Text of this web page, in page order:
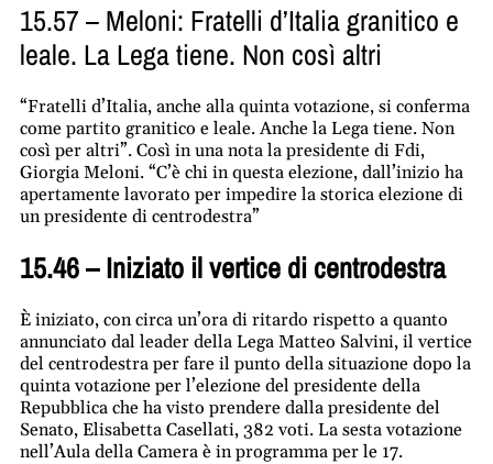
15.57 – Meloni: Fratelli d’Italia granitico e
leale. La Lega tiene. Non così altri
“Fratelli d’Italia, anche alla quinta votazione, si conferma
come partito granitico e leale. Anche la Lega tiene. Non
così per altri”. Così in una nota la presidente di Fdi,
Giorgia Meloni. “C’è chi in questa elezione, dall’inizio ha
apertamente lavorato per impedire la storica elezione di
un presidente di centrodestra”
15.46 – Iniziato il vertice di centrodestra
È iniziato, con circa un’ora di ritardo rispetto a quanto
annunciato dal leader della Lega Matteo Salvini, il vertice
del centrodestra per fare il punto della situazione dopo la
quinta votazione per l’elezione del presidente della
Repubblica che ha visto prendere dalla presidente del
Senato, Elisabetta Casellati, 382 voti. La sesta votazione
nell’Aula della Camera è in programma per le 17.